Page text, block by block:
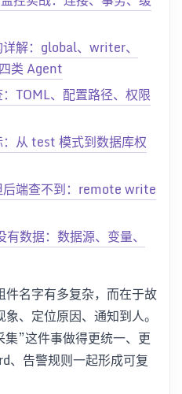
解：global、writer、
类 Agent
TOML、配置路径、权限
从 test 模式到数据库权
端查不到：remote write
数据：数据源、变量、
名字有多复杂，而在于故
、定位原因、通知到人。
”这件事做得更统一、更
、告警规则一起形成可复